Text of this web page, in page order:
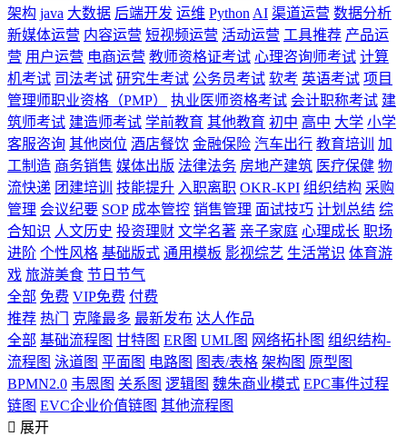
架构 java 大数据 后端开发 运维 Python AI 渠道运营 数据分析
新媒体运营 内容运营 短视频运营 活动运营 工具推荐 产品运
营 用户运营 电商运营 教师资格证考试 心理咨询师考试 计算
机考试 司法考试 研究生考试 公务员考试 软考 英语考试 项目
管理师职业资格（PMP）
执业医师资格考试 会计职称考试 建
筑师考试 建造师考试 学前教育 其他教育 初中 高中 大学 小学
客服咨询 其他岗位 酒店餐饮 金融保险 汽车出行 教育培训
加
工制造 商务销售 媒体出版 法律法务 房地产建筑 医疗保健 物
流快递 团建培训 技能提升 入职离职 OKR-KPI 组织结构 采购
管理 会议纪要 SOP 成本管控 销售管理 面试技巧 计划总结 综
合知识 人文历史 投资理财 文学名著 亲子家庭 心理成长 职场
进阶 个性风格 基础版式 通用模板 影视综艺 生活常识 体育游
戏 旅游美食 节日节气
全部 免费 VIP免费 付费
推荐 热门 克隆最多 最新发布 达人作品
全部 基础流程图 甘特图 ER图 UML图 网络拓扑图 组织结构-
流程图 泳道图 平面图 电路图 图表/表格 架构图 原型图
BPMN2.0 韦恩图 关系图 逻辑图 魏朱商业模式 EPC事件过程
链图 EVC企业价值链图 其他流程图
 展开